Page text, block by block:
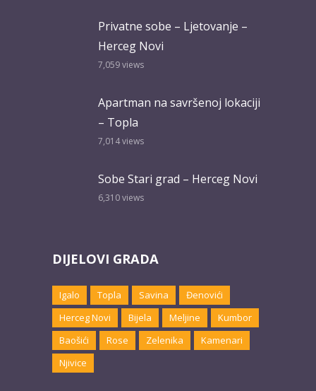
Privatne sobe – Ljetovanje –
Herceg Novi
7,059views
Apartman na savršenoj lokaciji
– Topla
7,014views
Sobe Stari grad – Herceg Novi
6,310views
DIJELOVI GRADA
Igalo Topla Savina
Đenovići
Herceg Novi
Bijela Meljine
Kumbor
Baošići
Rose Zelenika
Kamenari
Njivice